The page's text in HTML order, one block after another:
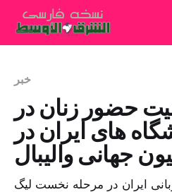
خبر
حضور زنان در
های ایران در
جهانی والیبال
ایران در مرحله نخست لیگ